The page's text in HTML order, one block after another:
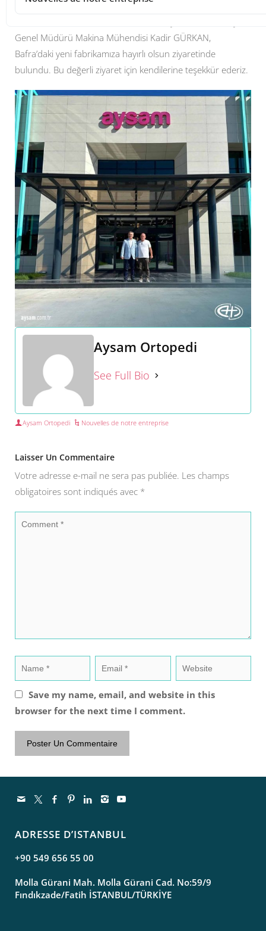
Genel Müdürü Makina Mühendisi Kadir GÜRKAN,
Bafra’daki yeni fabrikamıza hayırlı olsun ziyaretinde
bulundu. Bu değerli ziyaret için kendilerine teşekkür ederiz.
Aysam Ortopedi
See Full Bio
Aysam Ortopedi Nouvelles de notre entreprise
Laisser Un Commentaire
Votre adresse e-mail ne sera pas publiée. Les champs
obligatoires sont indiqués avec *
Save my name, email, and website in this
browser for the next time I comment.
ADRESSE D’ISTANBUL
+90 549 656 55 00
Molla Gürani Mah. Molla Gürani Cad. No:59/9
Fındıkzade/Fatih İSTANBUL/TÜRKİYE